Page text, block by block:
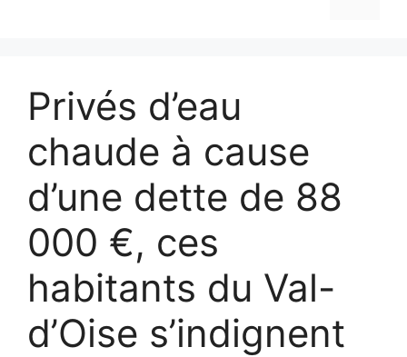
Privés d’eau
chaude à cause
d’une dette de 88
000 €, ces
habitants du Val-
d’Oise s’indignent